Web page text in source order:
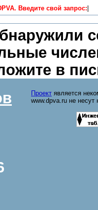
Введите свой запрос:
в
Проект является
www.dpva.ru не несут